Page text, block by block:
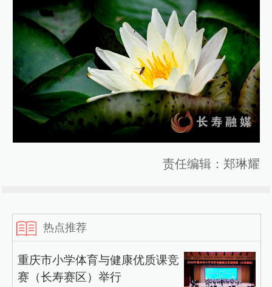
责任编辑：郑琳耀
热点推荐
重庆市小学体育与健康优质课竞
赛（长寿赛区）举行